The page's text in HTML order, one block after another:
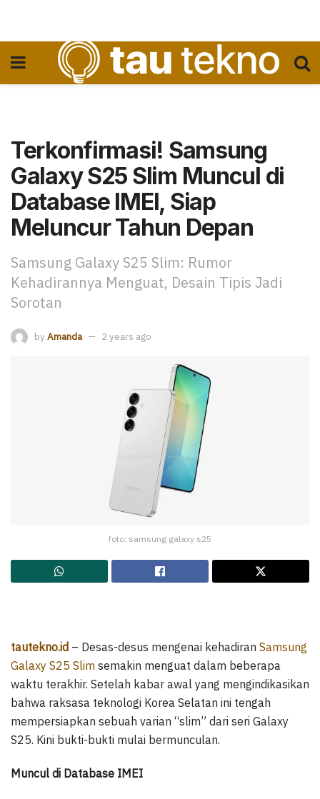
Terkonfirmasi! Samsung
Galaxy S25 Slim Muncul di
Database IMEI, Siap
Meluncur Tahun Depan
Samsung Galaxy S25 Slim: Rumor
Kehadirannya Menguat, Desain Tipis Jadi
Sorotan
by Amanda 2 years ago
foto: samsung galaxy s25
tautekno.id – Desas-desus mengenai kehadiran Samsung
Galaxy S25 Slim semakin menguat dalam beberapa
waktu terakhir. Setelah kabar awal yang mengindikasikan
bahwa raksasa teknologi Korea Selatan ini tengah
mempersiapkan sebuah varian “slim” dari seri Galaxy
S25. Kini bukti-bukti mulai bermunculan.
Muncul di Database IMEI